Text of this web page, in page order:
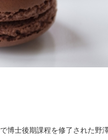
で博士後期課程を修了された野